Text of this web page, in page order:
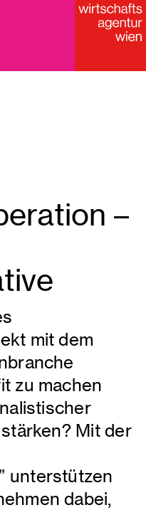
–
mit dem
zu machen
Mit der
unterstützen
dabei,